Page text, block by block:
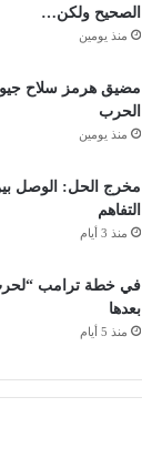
الصحيح ولكن…
منذ يومين
مضيق هرمز سلاح
الحرب
منذ يومين
مخرج الحل: الوصل
التفاهم
منذ 3 أيام
في خطة ترامب “لحرب
بعدها
منذ 5 أيام